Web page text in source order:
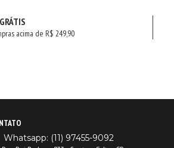
acima de R$ 249,90
Whatsapp: (11) 97455-9092